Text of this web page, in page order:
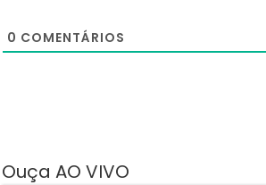
0 COMENTÁRIOS
Ouça AO VIVO